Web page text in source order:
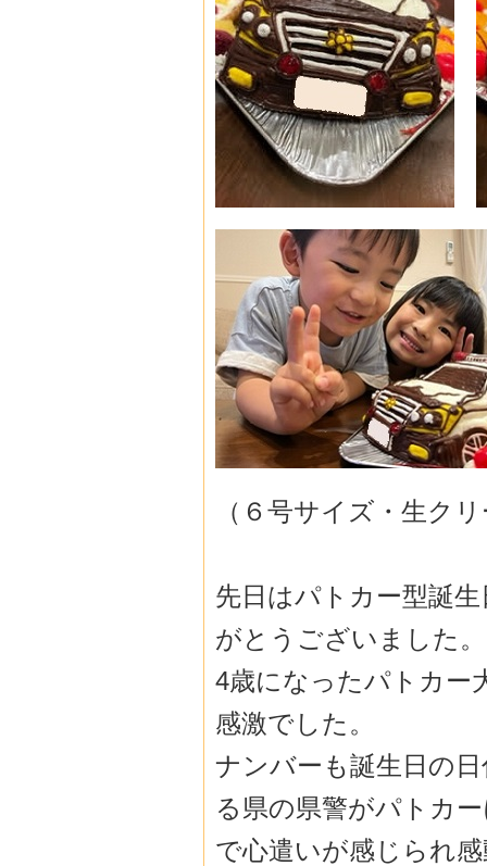
（６号サイズ・生ク
先日はパトカー型誕
がとうございました。
4歳になったパトカー
感激でした。
ナンバーも誕生日の
る県の県警がパトカ
で心遣いが感じられ